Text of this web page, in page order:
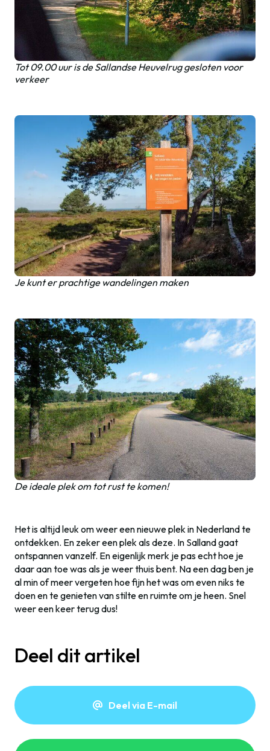
Tot 09.00 uur is de Sallandse Heuvelrug gesloten voor
verkeer
Je kunt er prachtige wandelingen maken
De ideale plek om tot rust te komen!
Het is altijd leuk om weer een nieuwe plek in Nederland te
ontdekken. En zeker een plek als deze. In Salland gaat
ontspannen vanzelf. En eigenlijk merk je pas echt hoe je
daar aan toe was als je weer thuis bent. Na een dag ben je
al min of meer vergeten hoe fijn het was om even niks te
doen en te genieten van stilte en ruimte om je heen. Snel
weer een keer terug dus!
Deel dit artikel
Deel via E-mail